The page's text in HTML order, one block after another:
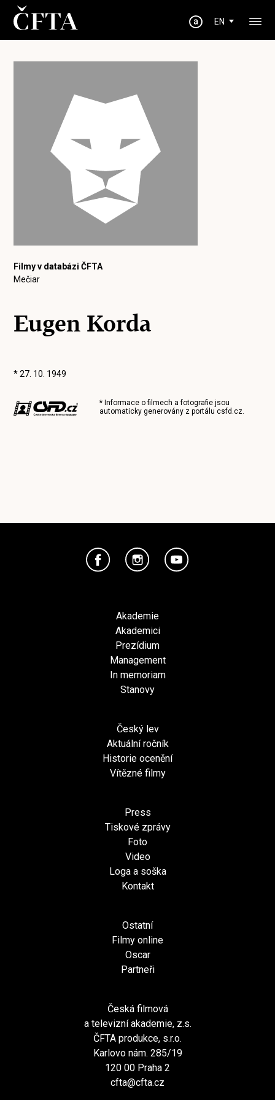
EN
Filmy v databázi ČFTA
Mečiar
Eugen Korda
* 27. 10. 1949
* Informace o filmech a fotografie jsou
automaticky generovány z portálucsfd.cz.
Akademie
Akademici
Prezídium
Management
In memoriam
Stanovy
Český lev
Aktuální ročník
Historie ocenění
Vítězné filmy
Press
Tiskové zprávy
Foto
Video
Loga a soška
Kontakt
Ostatní
Filmy online
Oscar
Partneři
Česká filmová
a televizní akademie, z.s.
ČFTA produkce, s.r.o.
Karlovo nám. 285/19
120 00 Praha 2
cfta@cfta.cz